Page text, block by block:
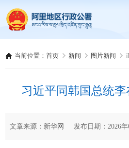
当前位置：首页 新闻 图片新闻
习近平同韩国总统
文章来源：新华网 发布日期：2026年